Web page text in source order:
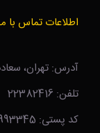
اطلاعات تماس با
آدرس: تهران،
تلفن: 22382416
کد پستی: 1998993345